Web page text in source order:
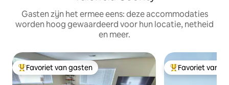
Gasten zijn het ermee eens: deze accommodaties
worden hoog gewaardeerd voor hun locatie, netheid
en meer.
Topfavoriet van gasten
Favoriet van gasten Topfavoriet van
Favoriet van